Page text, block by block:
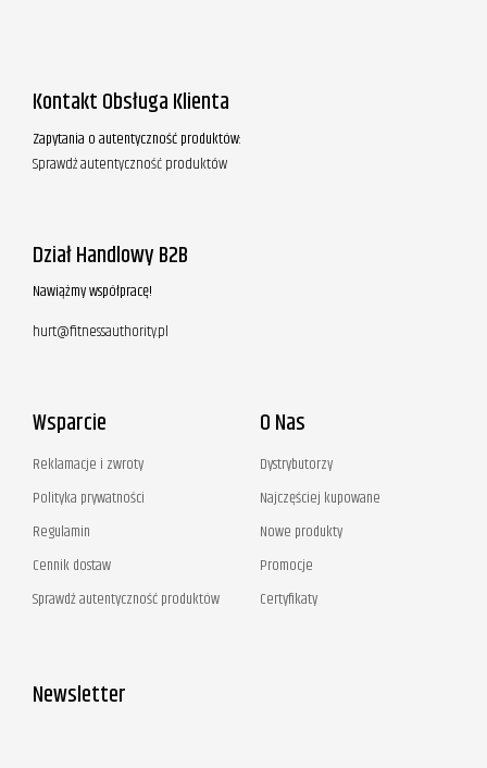
Kontakt Obsługa Klienta
Zapytania o autentyczność produktów:
Sprawdź autentyczność produktów
Dział Handlowy B2B
Nawiążmy współpracę!
hurt@fitnessauthority.pl
Wsparcie
Reklamacje i zwroty
Polityka prywatności
Regulamin
Cennik dostaw
Sprawdź autentyczność produktów
O Nas
Dystrybutorzy
Najczęściej kupowane
Nowe produkty
Promocje
Certyfikaty
Newsletter